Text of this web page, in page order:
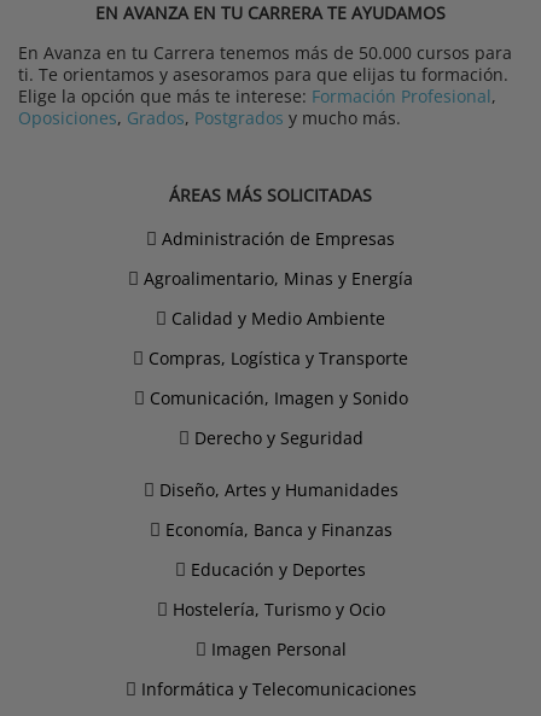
EN AVANZA EN TU CARRERA TE AYUDAMOS
En Avanza en tu Carrera tenemos más de 50.000 cursos para
ti. Te orientamos y asesoramos para que elijas tu formación.
Elige la opción que más te interese: Formación Profesional,
Oposiciones, Grados, Postgrados y mucho más.
ÁREAS MÁS SOLICITADAS
Administración de Empresas
Agroalimentario, Minas y Energía
Calidad y Medio Ambiente
Compras, Logística y Transporte
Comunicación, Imagen y Sonido
Derecho y Seguridad
Diseño, Artes y Humanidades
Economía, Banca y Finanzas
Educación y Deportes
Hostelería, Turismo y Ocio
Imagen Personal
Informática y Telecomunicaciones